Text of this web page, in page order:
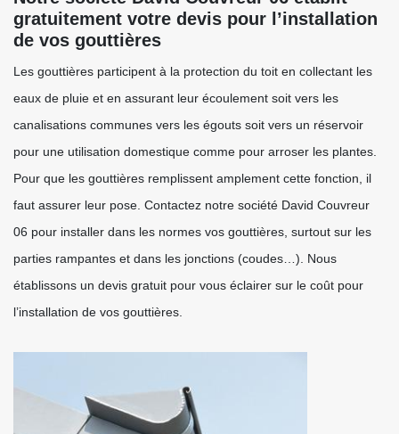
gratuitement votre devis pour l’installation
de vos gouttières
Les gouttières participent à la protection du toit en collectant les
eaux de pluie et en assurant leur écoulement soit vers les
canalisations communes vers les égouts soit vers un réservoir
pour une utilisation domestique comme pour arroser les plantes.
Pour que les gouttières remplissent amplement cette fonction, il
faut assurer leur pose. Contactez notre société David Couvreur
06 pour installer dans les normes vos gouttières, surtout sur les
parties rampantes et dans les jonctions (coudes…). Nous
établissons un devis gratuit pour vous éclairer sur le coût pour
l’installation de vos gouttières.